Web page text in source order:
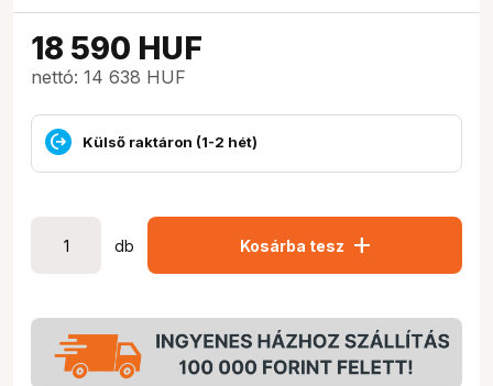
18 590 HUF
nettó: 14 638 HUF
Külső raktáron (1-2 hét)
db Kosárba tesz add